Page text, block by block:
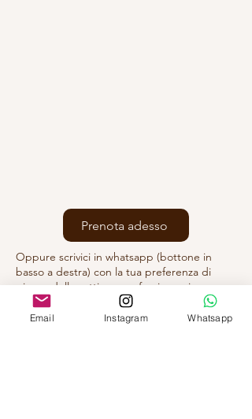
Prenota adesso
Oppure scrivici in whatsapp (bottone in
basso a destra) con la tua preferenza di
giorno della settimana e fascia oraria
Email Instagram Whatsapp